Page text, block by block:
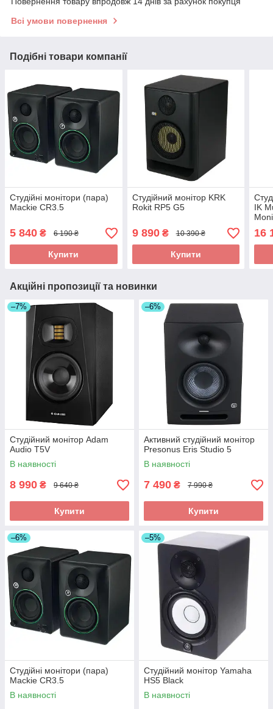
Всі умови повернення
Подібні товари компанії
Студійні монітори (пара)
Mackie CR3.5
5 840 ₴ 6 190 ₴
Купити
Студійний монітор KRK
Rokit RP5 G5
9 890₴ 10 390 ₴
Купити
IK
16
Акційні пропозиції та новинки
–7%
Студійний монітор Adam
Audio T5V
В наявності
8 990 ₴ 9 640 ₴
Купити
–6%
Активний студійний монітор
Presonus Eris Studio 5
В наявності
7 490 ₴ 7 990 ₴
Купити
–6%
Студійні монітори (пара)
Mackie CR3.5
В наявності
–5%
Студійний монітор Yamaha
HS5 Black
В наявності